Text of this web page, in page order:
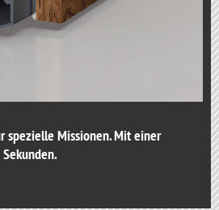
spezielle Missionen. Mit einer